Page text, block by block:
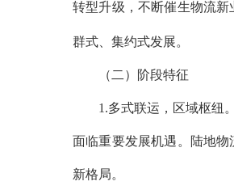
转型升级，不断催生物流
群式、集约式发展。
（二）阶段特征
1.多式联运，区域枢纽。
面临重要发展机遇。陆地
新格局。